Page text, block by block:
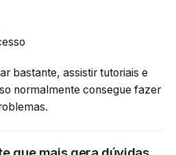
bastante, assistir tutoriais e
normalmente consegue fazer